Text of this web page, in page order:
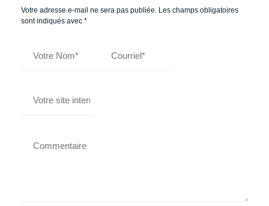
Votre adresse e-mail ne sera pas publiée. Les champs obligatoires
sont indiqués avec *